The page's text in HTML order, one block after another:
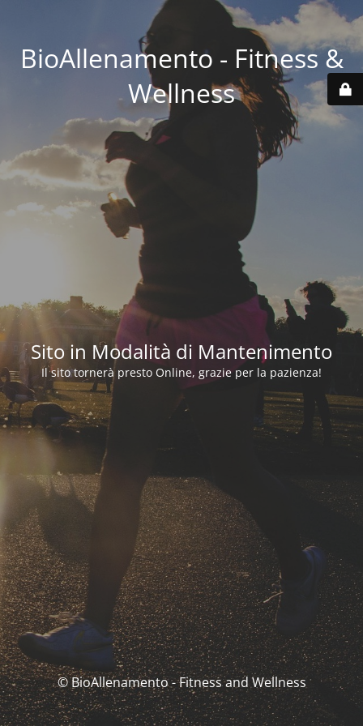
BioAllenamento - Fitness &
Wellness
Sito in Modalità di Mantenimento
Il sito tornerà presto Online, grazie per la pazienza!
© BioAllenamento - Fitness and Wellness